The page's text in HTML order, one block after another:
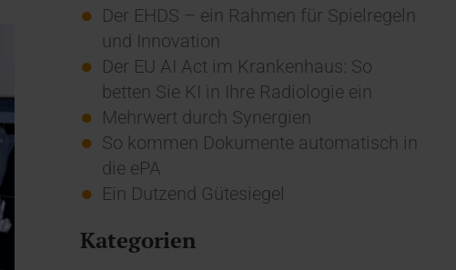
Der EHDS – ein Rahmen für Spielregeln
und Innovation
Der EU AI Act im Krankenhaus: So
betten Sie KI in Ihre Radiologie ein
Mehrwert durch Synergien
So kommen Dokumente automatisch in
die ePA
Ein Dutzend Gütesiegel
Kategorien